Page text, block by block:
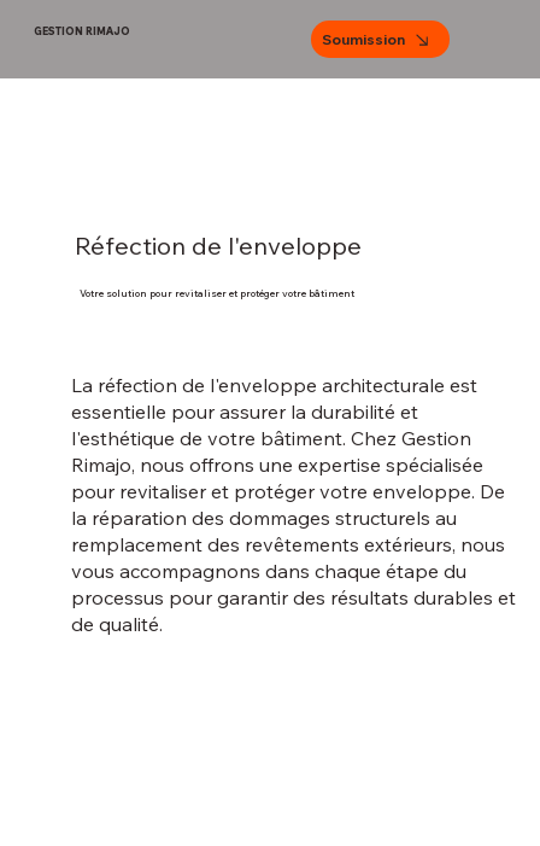
GESTION RIMAJO
Soumission
Réfection de l'enveloppe
Votre solution pour revitaliser et protéger votre bâtiment
La réfection de l'enveloppe architecturale est
essentielle pour assurer la durabilité et
l'esthétique de votre bâtiment. Chez Gestion
Rimajo, nous offrons une expertise spécialisée
pour revitaliser et protéger votre enveloppe. De
la réparation des dommages structurels au
remplacement des revêtements extérieurs, nous
vous accompagnons dans chaque étape du
processus pour garantir des résultats durables et
de qualité.